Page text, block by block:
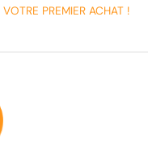
PREMIER ACHAT !